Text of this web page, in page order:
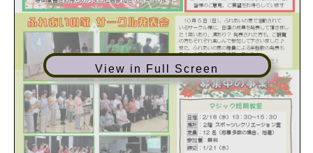
View in Full Screen